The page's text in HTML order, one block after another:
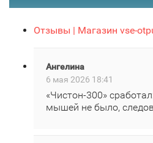
Отзывы | Магазин vse-
Ангелина
6 мая 2026 18:41
«Чистон‑300»
мышей не было,